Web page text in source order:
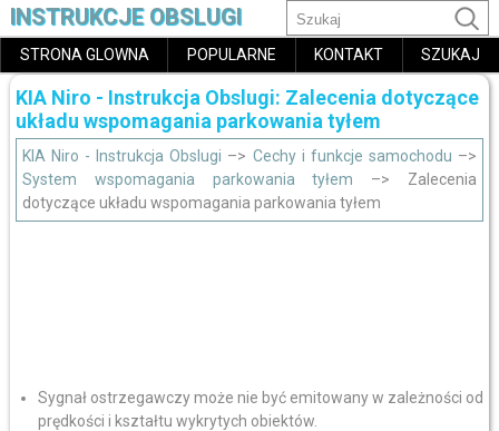
INSTRUKCJE OBSLUGI
STRONA GLOWNA POPULARNE KONTAKT SZUKAJ
KIA Niro - Instrukcja Obslugi: Zalecenia dotyczące
układu wspomagania parkowania tyłem
KIA Niro - Instrukcja Obslugi –> Cechy i funkcje samochodu –>
System wspomagania parkowania tyłem –> Zalecenia
dotyczące układu wspomagania parkowania tyłem
Sygnał ostrzegawczy może nie być emitowany w zależności od
prędkości i kształtu wykrytych obiektów.